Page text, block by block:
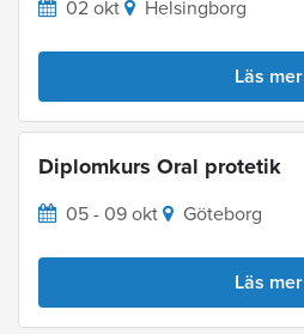
02 okt Helsingborg
Läs mer
Diplomkurs Oral protetik
05 - 09 okt Göteborg
Läs mer